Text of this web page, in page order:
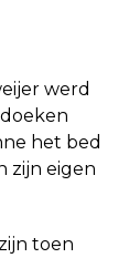
werd
het bed
zijn eigen
toen